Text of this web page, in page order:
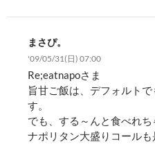
まさぴ。
'09/05/31(日) 07:00
Re;eatnapoさま
旨甘ご飯は、デフォルト
す。
でも、する～んと食べれち
ナポリタン大盛りコールも